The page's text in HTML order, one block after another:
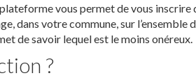
vous permet de vous inscrire
dans votre commune, sur l’ensemble
de savoir lequel est le moins onéreux.
?